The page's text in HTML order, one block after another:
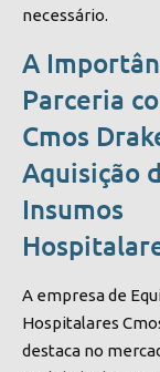
necessário.
A
Parceria
Cmos
Aquisição
Insumos
A empresa de
Hospitalares
destaca no